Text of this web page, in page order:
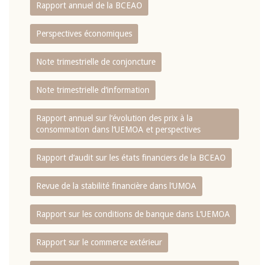
Rapport annuel de la BCEAO
Perspectives économiques
Note trimestrielle de conjoncture
Note trimestrielle d‘information
Rapport annuel sur l‘évolution des prix à la
consommation dans l‘UEMOA et perspectives
Rapport d‘audit sur les états financiers de la BCEAO
Revue de la stabilité financière dans l‘UMOA
Rapport sur les conditions de banque dans L‘UEMOA
Rapport sur le commerce extérieur